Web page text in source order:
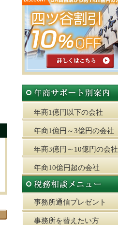
年商1億円以下の会社
年商1億円～3億円の会社
年商3億円～10億円の会社
年商10億円超の会社
事務所通信プレゼント
事務所を替えたい方